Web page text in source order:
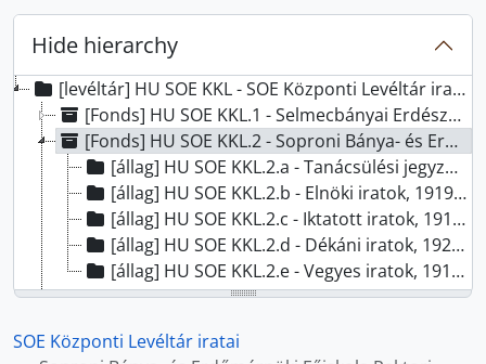
Hide hierarchy
[levéltár] HU SOE KKL - SOE Központi Levéltár iratai, 1824 - 2023
[Fonds] HU SOE KKL.1 - Selmecbányai Erdészeti Tanintézet, Selmecbányai Bányászati és Erdészeti Akadémia iratai, (1848) 1867-1920
[Fonds] HU SOE KKL.2 - Soproni Bánya- és Erdőmérnöki Főiskola Rektori Hivatalának iratai, (1910) 1919-1934 (1936)
[állag] HU SOE KKL.2.a - Tanácsülési jegyzőkönyvek, 1919-1934
[állag] HU SOE KKL.2.b - Elnöki iratok, 1919-1934
[állag] HU SOE KKL.2.c - Iktatott iratok, 1919-1934
[állag] HU SOE KKL.2.d - Dékáni iratok, 1925-1934
[állag] HU SOE KKL.2.e - Vegyes iratok, 1910-1936
[Fonds] HU SOE KKL.3 - M. kir. József Nádor Műszaki és Gazdaságtudományi Egyetem Bánya-, Kohó- és Erdőmérnöki Kar iratai, 1934-1949
[Fonds] HU SOE KKL.5 - Magyar Agrártudományi Egyetem Erdőmérnöki Karának iratai, 1950-1952
SOE Központi Levéltár iratai